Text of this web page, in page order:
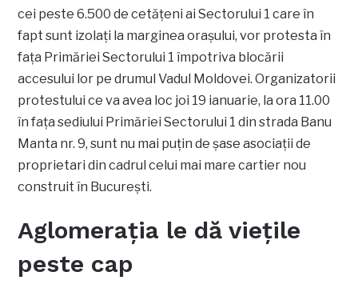
cei peste 6.500 de cetățeni ai Sectorului 1 care în
fapt sunt izolați la marginea orașului, vor protesta în
fața Primăriei Sectorului 1 împotriva blocării
accesului lor pe drumul Vadul Moldovei. Organizatorii
protestului ce va avea loc joi 19 ianuarie, la ora 11.00
în fața sediului Primăriei Sectorului 1 din strada Banu
Manta nr. 9, sunt nu mai puțin de șase asociații de
proprietari din cadrul celui mai mare cartier nou
construit în București.
Aglomerația le dă viețile
peste cap